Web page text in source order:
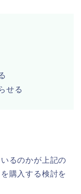
せる
るのかが上記の
購入する検討を